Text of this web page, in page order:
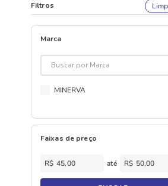
Filtros
Marca
MINERVA
Faixas de preço
R$ R$